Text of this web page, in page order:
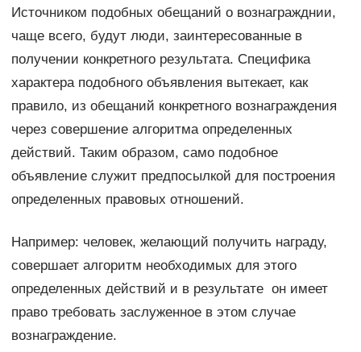
Источником подобных обещаний о вознагражднии,
чаще всего, будут люди, заинтересованные в
получении конкретного результата. Специфика
характера подобного объявления вытекает, как
правило, из обещаний конкретного вознаграждения
через совершение алгоритма определенных
действий. Таким образом, само подобное
объявление служит предпосылкой для построения
определенных правовых отношений.
Например: человек, желающий получить награду,
совершает алгоритм необходимых для этого
определенных действий и в результате он имеет
право требовать заслуженное в этом случае
вознаграждение.